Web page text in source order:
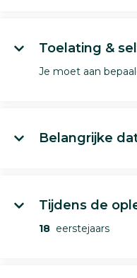
Toelating &
Je moet aan
Belangrijke
Tijdens de
18 eerstejaars